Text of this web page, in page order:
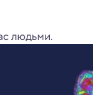
людьми.